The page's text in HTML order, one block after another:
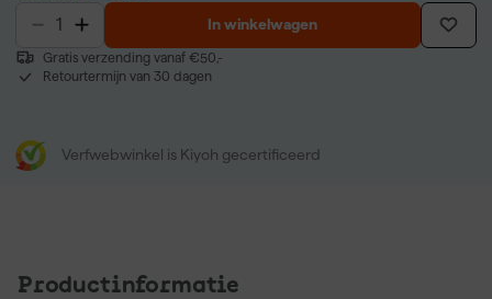
In winkelwagen
Gratis verzending vanaf €50,-
Retourtermijn van 30 dagen
Verfwebwinkel is Kiyoh gecertificeerd
Productinformatie